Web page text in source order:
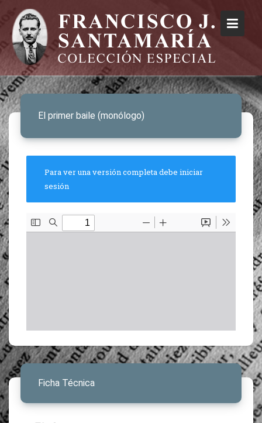
El primer baile (monólogo)
Para ver una versión completa debe iniciar
sesión
Ficha Técnica